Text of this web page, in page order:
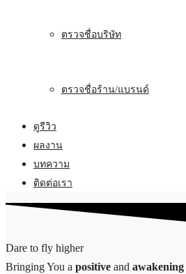
ตรวจชื่อบริษัท
ตรวจชื่อร้าน/แบรนด์
ดูรีวิว
ผลงาน
บทความ
ติดต่อเรา
Dare to fly higher
Bringing You a positive and awakening